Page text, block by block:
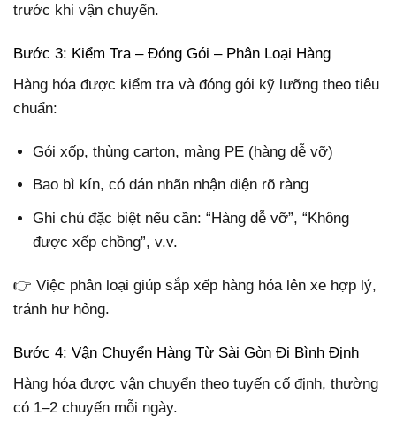
trước khi vận chuyển.
Bước 3: Kiểm Tra – Đóng Gói – Phân Loại Hàng
Hàng hóa được kiểm tra và đóng gói kỹ lưỡng theo tiêu
chuẩn:
Gói xốp, thùng carton, màng PE (hàng dễ vỡ)
Bao bì kín, có dán nhãn nhận diện rõ ràng
Ghi chú đặc biệt nếu cần: “Hàng dễ vỡ”, “Không
được xếp chồng”, v.v.
👉 Việc phân loại giúp sắp xếp hàng hóa lên xe hợp lý,
tránh hư hỏng.
Bước 4: Vận Chuyển Hàng Từ Sài Gòn Đi Bình Định
Hàng hóa được vận chuyển theo tuyến cố định, thường
có 1–2 chuyến mỗi ngày.